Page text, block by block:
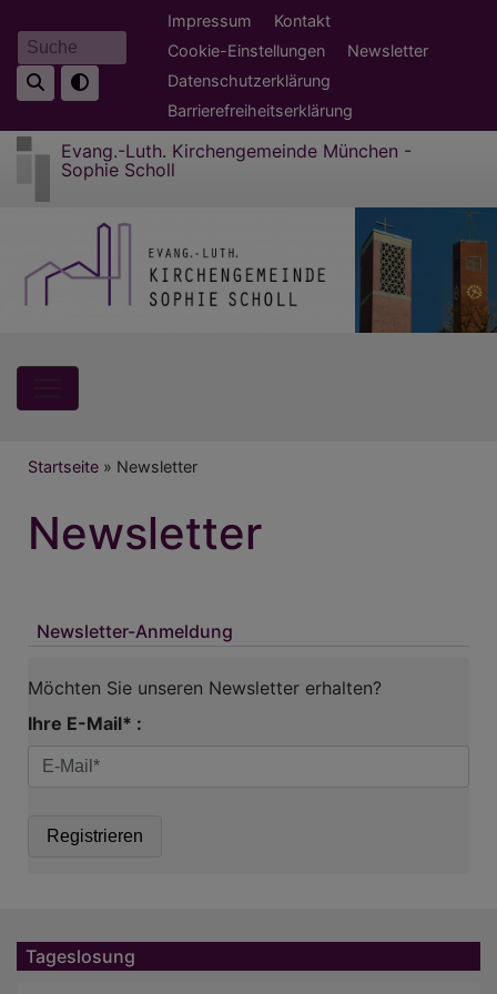
zum
Inhalt
Suche
Fußbereichsmenü
Impressum
Kontakt
Cookie-Einstellungen
Newsletter
Datenschutzerklärung
Barrierefreiheitserklärung
Evang.-Luth. Kirchengemeinde München -
Sophie Scholl
Breadcrumb
Startseite Newsletter
Newsletter
Newsletter-Anmeldung
Möchten Sie unseren Newsletter erhalten?
Ihre E-Mail* :
Tageslosung